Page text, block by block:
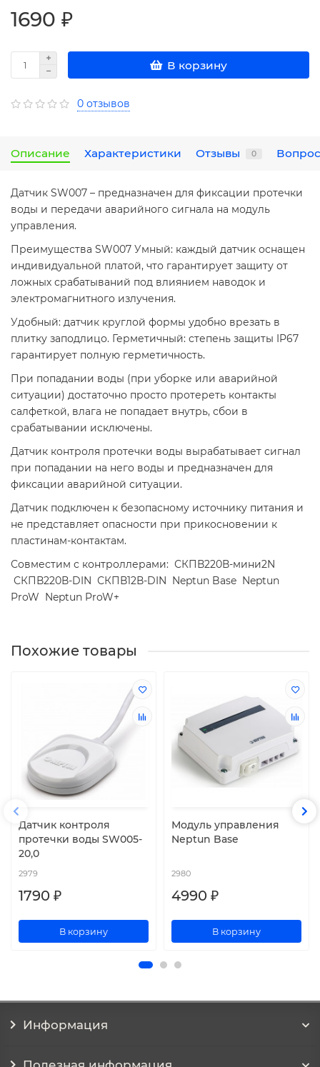
1690 ₽
В корзину
0 отзывов
Описание Характеристики Отзывы 0
Датчик SW007 – предназначен для фиксации протечки
воды и передачи аварийного сигнала на модуль
управления.
Преимущества SW007 Умный: каждый датчик оснащен
индивидуальной платой, что гарантирует защиту от
ложных срабатываний под влиянием наводок и
электромагнитного излучения.
Удобный: датчик круглой формы удобно врезать в
плитку заподлицо. Герметичный: степень защиты IP67
гарантирует полную герметичность.
При попадании воды (при уборке или аварийной
ситуации) достаточно просто протереть контакты
салфеткой, влага не попадает внутрь, сбои в
срабатывании исключены.
Датчик контроля протечки воды вырабатывает сигнал
при попадании на него воды и предназначен для
фиксации аварийной ситуации.
Датчик подключен к безопасному источнику питания и
не представляет опасности при прикосновении к
пластинам-контактам.
Совместим с контроллерами: СКПВ220В-мини2N
СКПВ220В-DIN СКПВ12В-DIN Neptun Base Neptun
ProW Neptun ProW+
Похожие товары
Датчик контроля
протечки воды SW005-
20,0
2979
1790 ₽
В корзину
Модуль управления
Neptun Base
2980
4990 ₽
В корзину
Информация